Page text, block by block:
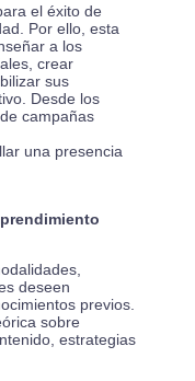
el éxito de
Por ello, esta
a los
crear
sus
Desde los
campañas
una presencia
deseen
previos.
sobre
estrategias